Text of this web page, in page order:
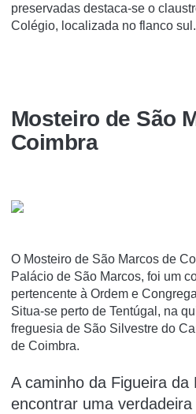
preservadas destaca-se o
Colégio, localizada no flanco sul.
Mosteiro de São
Coimbra
O Mosteiro de São Marcos de
Palácio de São Marcos, foi um
pertencente à Ordem e
Situa-se perto de Tentúgal, na
freguesia de São Silvestre do
de Coimbra.
A caminho da Figueira da
encontrar uma